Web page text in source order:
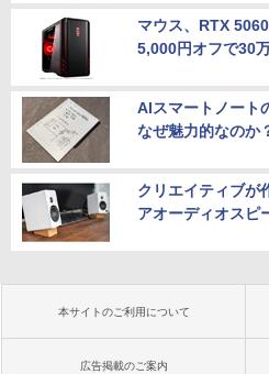
マウス、RTX
5,000円オフで30
AIスマートノート
なぜ魅力的なのか
クリエイティブが
アオーディオスピ
本サイトのご利用について
広告掲載のご案内